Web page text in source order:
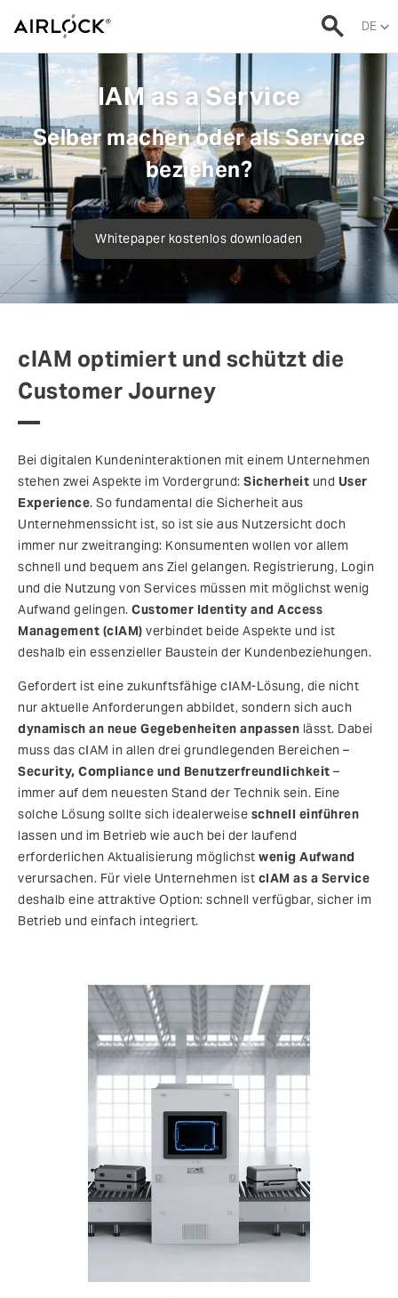
DE
IAM as a Service
Selber machen oder als Service
beziehen?
Whitepaper kostenlos downloaden
cIAM optimiert und schützt die
Customer Journey
Bei digitalen Kundeninteraktionen mit einem Unternehmen
stehen zwei Aspekte im Vordergrund: Sicherheit und User
Experience. So fundamental die Sicherheit aus
Unternehmenssicht ist, so ist sie aus Nutzersicht doch
immer nur zweitranging: Konsumenten wollen vor allem
schnell und bequem ans Ziel gelangen. Registrierung, Login
und die Nutzung von Services müssen mit möglichst wenig
Aufwand gelingen. Customer Identity and Access
Management (cIAM) verbindet beide Aspekte und ist
deshalb ein essenzieller Baustein der Kundenbeziehungen.
Gefordert ist eine zukunftsfähige cIAM-Lösung, die nicht
nur aktuelle Anforderungen abbildet, sondern sich auch
dynamisch an neue Gegebenheiten anpassen lässt. Dabei
muss das cIAM in allen drei grundlegenden Bereichen –
Security, Compliance und Benutzerfreundlichkeit –
immer auf dem neuesten Stand der Technik sein. Eine
solche Lösung sollte sich idealerweise schnell einführen
lassen und im Betrieb wie auch bei der laufend
erforderlichen Aktualisierung möglichst wenig Aufwand
verursachen. Für viele Unternehmen ist cIAM as a Service
deshalb eine attraktive Option: schnell verfügbar, sicher im
Betrieb und einfach integriert.